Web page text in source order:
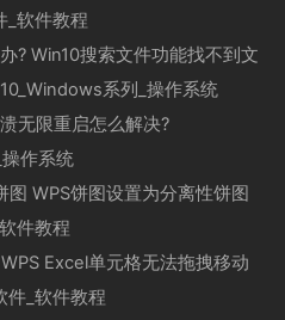
_软件教程
? Win10搜索文件功能找不到文
系列_操作系统
无限重启怎么解决?
作系统
WPS饼图设置为分离性饼图
件教程
Excel单元格无法拖拽移动
件_软件教程